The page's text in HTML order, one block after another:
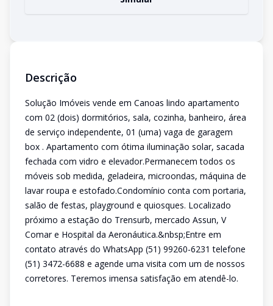
Descrição
Solução Imóveis vende em Canoas lindo apartamento
com 02 (dois) dormitórios, sala, cozinha, banheiro, área
de serviço independente, 01 (uma) vaga de garagem
box . Apartamento com ótima iluminação solar, sacada
fechada com vidro e elevador.Permanecem todos os
móveis sob medida, geladeira, microondas, máquina de
lavar roupa e estofado.Condomínio conta com portaria,
salão de festas, playground e quiosques. Localizado
próximo a estação do Trensurb, mercado Assun, V
Comar e Hospital da Aeronáutica.&nbsp;Entre em
contato através do WhatsApp (51) 99260-6231 telefone
(51) 3472-6688 e agende uma visita com um de nossos
corretores. Teremos imensa satisfação em atendê-lo.